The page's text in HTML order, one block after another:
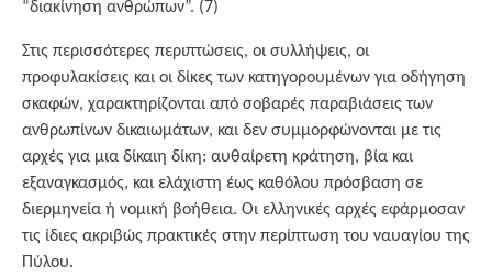
“διακίνηση ανθρώπων”. (7)
Στις περισσότερες περιπτώσεις, οι συλλήψεις, οι
προφυλακίσεις και οι δίκες των κατηγορουμένων για οδήγηση
σκαφών, χαρακτηρίζονται από σοβαρές παραβιάσεις των
ανθρωπίνων δικαιωμάτων, και δεν συμμορφώνονται με τις
αρχές για μια δίκαιη δίκη: αυθαίρετη κράτηση, βία και
εξαναγκασμός, και ελάχιστη έως καθόλου πρόσβαση σε
διερμηνεία ή νομική βοήθεια. Οι ελληνικές αρχές εφάρμοσαν
τις ίδιες ακριβώς πρακτικές στην περίπτωση του ναυαγίου της
Πύλου.